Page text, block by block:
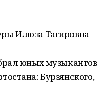
Илюза Тагировна
юных музыкантов
Бурзянского,